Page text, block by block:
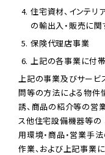
住宅資材、インテリ
の輸出入・販売に
保険代理店事業
上記の各事業に付
上記の事業及びサービ
問等の方法による物件
誘、商品の紹介等の営
ス他住宅設備機器等の
用環境・商品・営業手
作業、および上記事業